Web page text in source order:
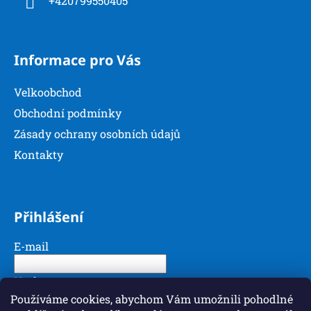
Používáme cookies, abychom Vám umožnili pohodlné
Informace pro Vás
Velkoobchod
Obchodní podmínky
Zásady ochrany osobních údajů
Kontakty
Přihlášení
E-mail
Heslo